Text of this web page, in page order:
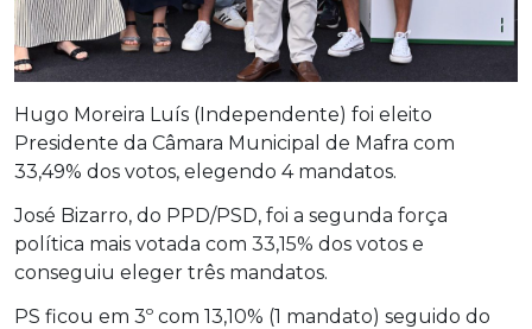
Hugo Moreira Luís (Independente) foi eleito
Presidente da Câmara Municipal de Mafra com
33,49% dos votos, elegendo 4 mandatos.
José Bizarro, do PPD/PSD, foi a segunda força
política mais votada com 33,15% dos votos e
conseguiu eleger três mandatos.
PS ficou em 3º com 13,10% (1 mandato) seguido do